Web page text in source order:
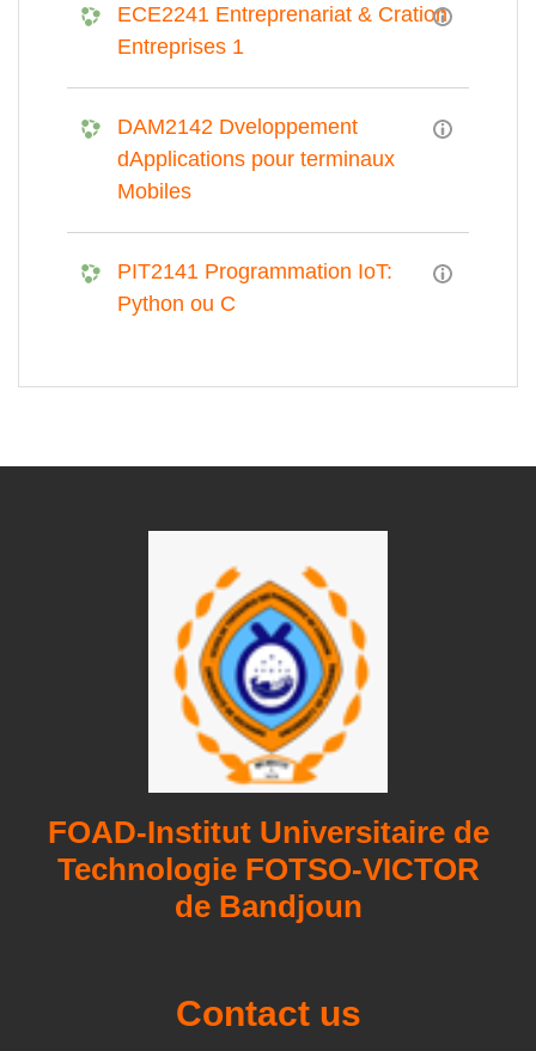
ECE2241 Entreprenariat & Cration
Entreprises 1
DAM2142 Dveloppement
dApplications pour terminaux
Mobiles
PIT2141 Programmation IoT:
Python ou C
FOAD-Institut Universitaire de
Technologie FOTSO-VICTOR
de Bandjoun
Contact us